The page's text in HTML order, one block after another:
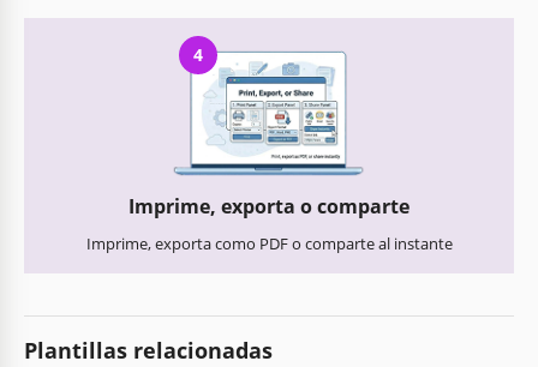
4
Imprime, exporta o comparte
Imprime, exporta como PDF o comparte al instante
Plantillas relacionadas